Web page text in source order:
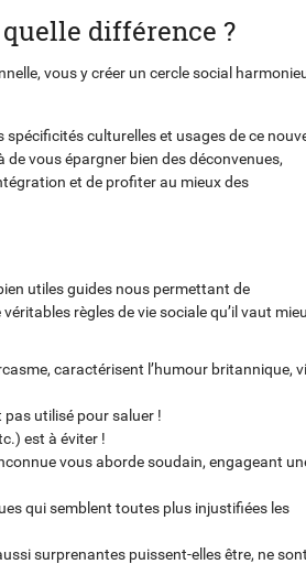
différence ?
vous y créer un cercle social
culturelles et usages de ce
vous épargner bien des déconvenues,
et de profiter au mieux des
utiles guides nous permettant de
règles de vie sociale qu’il vaut
caractérisent l’humour britannique,
pas utilisé pour saluer !
est à éviter !
vous aborde soudain, engageant
qui semblent toutes plus injustifiées les
surprenantes puissent-elles être, ne sont